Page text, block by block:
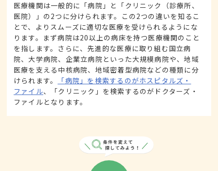
医療機関は一般的に「病院」と「クリニック（診療所、
医院）」の2つに分けられます。この2つの違いを知るこ
とで、よりスムーズに適切な医療を受けられるようにな
ります。まず病院は20以上の病床を持つ医療機関のこと
を指します。さらに、先進的な医療に取り組む国立病
院、大学病院、企業立病院といった大規模病院や、地域
医療を支える中核病院、地域密着型病院などの種類に分
けられます。
「病院」を検索するのがホスピタルズ・
ファイル、「クリニック」を検索するのがドクターズ・
ファイルとなります。